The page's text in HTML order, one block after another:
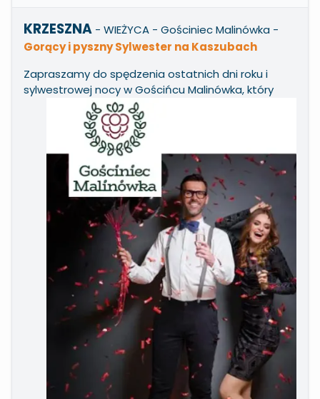
KRZESZNA - WIEŻYCA - Gościniec Malinówka -
Gorący i pyszny Sylwester na Kaszubach
Zapraszamy do spędzenia ostatnich dni roku i
sylwestrowej nocy wGościńcu Malinówka, który